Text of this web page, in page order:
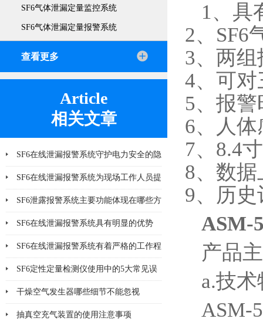
SF6气体泄漏定量监控系统
SF6气体泄漏定量报警系统
查看更多
Article
相关文章
SF6在线泄漏报警系统守护电力安全的隐
形力量
SF6在线泄漏报警系统为现场工作人员提
供更多一层可靠保护
SF6泄露报警系统主要功能体现在哪些方
面
SF6在线泄漏报警系统具有明显的优势
SF6在线泄漏报警系统有着严格的工作程
序和要求
SF6定性定量检测仪使用中的5大常见误
区与校准技巧
干燥空气发生器哪些细节不能忽视
抽真空充气装置的使用注意事项
1、具
2、SF6
3、两
4、可
5、报
6、人
7、8.4
8、数
9、历
ASM-
产品
a.技
ASM-